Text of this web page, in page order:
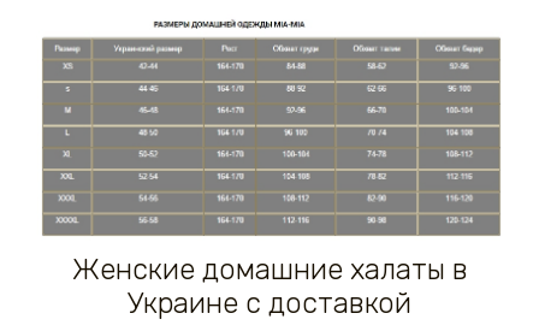
Женские домашние халаты в
Украине с доставкой